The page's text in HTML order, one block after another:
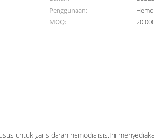
Penggunaan:
MOQ:
untuk garis darah hemodialisis.Ini